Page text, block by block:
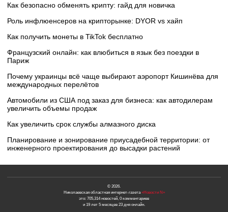
Как безопасно обменять крипту: гайд для новичка
Роль инфлюенсеров на крипторынке: DYOR vs хайп
Как получить монеты в TikTok бесплатно
Французский онлайн: как влюбиться в язык без поездки в
Париж
Почему украинцы всё чаще выбирают аэропорт Кишинёва для
международных перелётов
Автомобили из США под заказ для бизнеса: как автодилерам
увеличить объемы продаж
Как увеличить срок службы алмазного диска
Планирование и зонирование приусадебной территории: от
инженерного проектирования до высадки растений
© 2026.
Николаевская областная интернет-газета «Новости N»
это: 705,314 новостей, 0 комментариев
и 19 лет 5 месяцев 23 дня онлайн.